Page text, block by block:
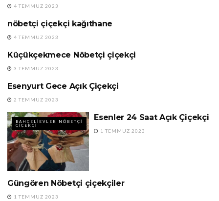
4 TEMMUZ 2023
24 SAAT AÇIK ÇIÇEKÇI
nöbetçi çiçekçi kağıthane
4 TEMMUZ 2023
24 SAAT AÇIK ÇIÇEKÇI
Küçükçekmece Nöbetçi çiçekçi
3 TEMMUZ 2023
24 SAAT AÇIK ÇIÇEKÇI
Esenyurt Gece Açık Çiçekçi
2 TEMMUZ 2023
BAHÇELIEVLER NÖBETÇI
ÇIÇEKÇI
Esenler 24 Saat Açık Çiçekçi
1 TEMMUZ 2023
24 SAAT AÇIK ÇIÇEKÇI
Güngören Nöbetçi çiçekçiler
1 TEMMUZ 2023